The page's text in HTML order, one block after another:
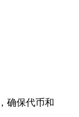
确保代币和